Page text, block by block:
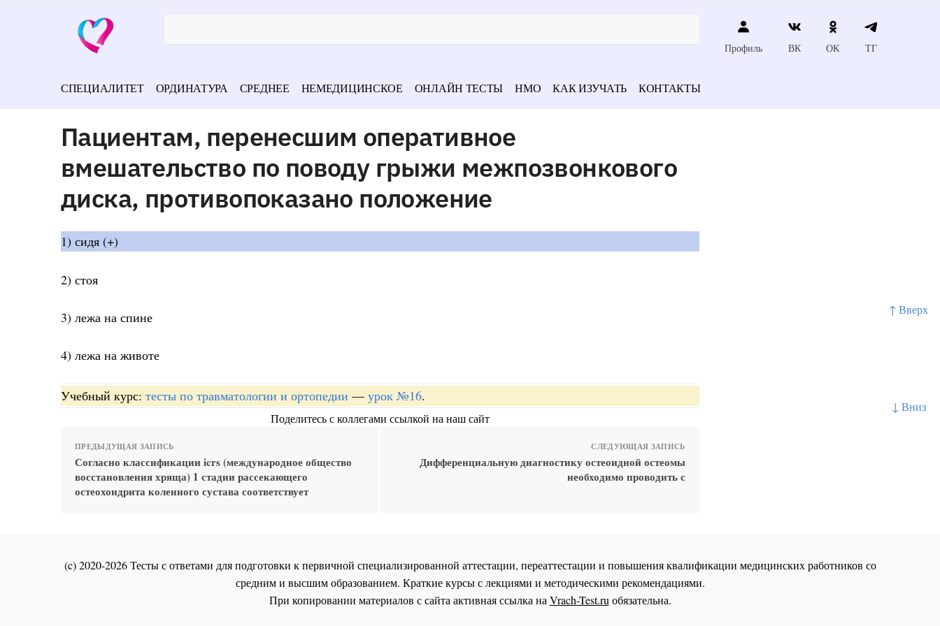
↑ Вверх
↓ Вниз
Профиль ВК ОК ТГ
СПЕЦИАЛИТЕТ ОРДИНАТУРА СРЕДНЕЕ НЕМЕДИЦИНСКОЕ ОНЛАЙН ТЕСТЫ НМО КАК ИЗУЧАТЬ КОНТАКТЫ
Пациентам, перенесшим оперативное
вмешательство по поводу грыжи межпозвонкового
диска, противопоказано положение
1) сидя (+)
2) стоя
3) лежа на спине
4) лежа на животе
Учебный курс: тесты по травматологии и ортопедии — урок №16.
Поделитесь с коллегами ссылкой на наш сайт
ПРЕДЫДУЩАЯ ЗАПИСЬ
Согласно классификации icrs (международное общество
восстановления хряща) 1 стадии рассекающего
остеохондрита коленного сустава соответствует
СЛЕДУЮЩАЯ ЗАПИСЬ
Дифференциальную диагностику остеоидной остеомы
необходимо проводить с
(c) 2020-2026 Тесты с ответами для подготовки к первичной специализированной аттестации, переаттестации и повышения квалификации медицинских работников со
средним и высшим образованием. Краткие курсы с лекциями и методическими рекомендациями.
При копировании материалов с сайта активная ссылка на Vrach-Test.ru обязательна.